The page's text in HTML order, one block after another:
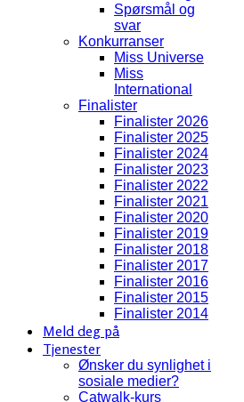
Spørsmål og
svar
Konkurranser
Miss Universe
Miss
International
Finalister
Finalister 2026
Finalister 2025
Finalister 2024
Finalister 2023
Finalister 2022
Finalister 2021
Finalister 2020
Finalister 2019
Finalister 2018
Finalister 2017
Finalister 2016
Finalister 2015
Finalister 2014
Meld deg på
Tjenester
Ønsker du synlighet i
sosiale medier?
Catwalk-kurs